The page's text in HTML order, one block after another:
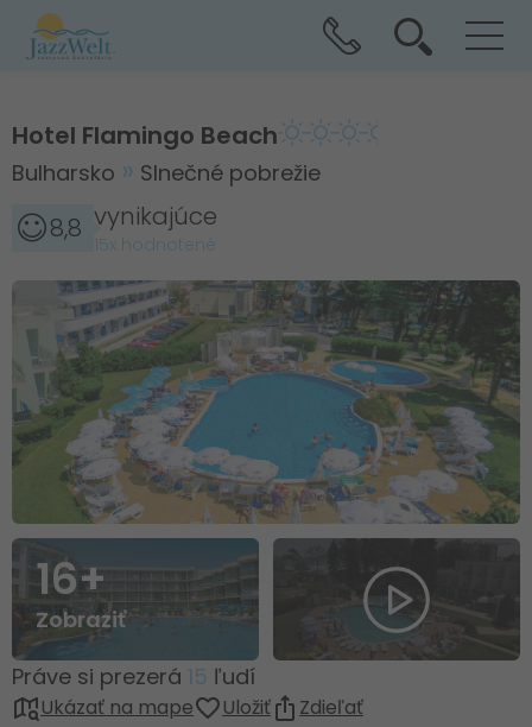
Hotel Flamingo Beach
Bulharsko Slnečné pobrežie
8,8 vynikajúce
15x hodnotené
16+
Zobraziť
Práve si prezerá 15 ľudí
Ukázať na mape Uložiť Zdieľať